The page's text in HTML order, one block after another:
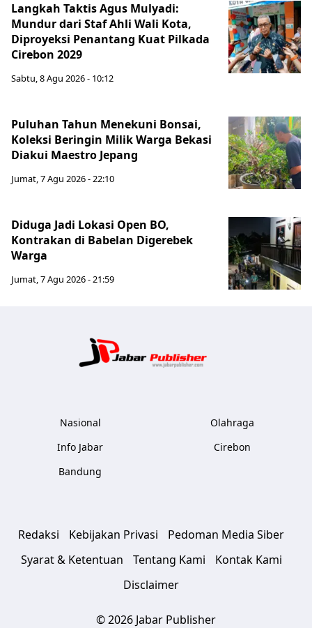
Langkah Taktis Agus Mulyadi:
Mundur dari Staf Ahli Wali Kota,
Diproyeksi Penantang Kuat Pilkada
Cirebon 2029
Sabtu, 8 Agu 2026 - 10:12
Puluhan Tahun Menekuni Bonsai,
Koleksi Beringin Milik Warga Bekasi
Diakui Maestro Jepang
Jumat, 7 Agu 2026 - 22:10
Diduga Jadi Lokasi Open BO,
Kontrakan di Babelan Digerebek
Warga
Jumat, 7 Agu 2026 - 21:59
Nasional
Info Jabar
Bandung
Olahraga
Cirebon
Redaksi Kebijakan Privasi
Pedoman Media Siber
Syarat & Ketentuan
Tentang Kami
Kontak Kami
Disclaimer
© 2026 Jabar Publisher